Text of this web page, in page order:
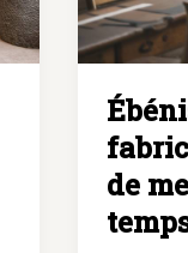
mobilier
sur
de